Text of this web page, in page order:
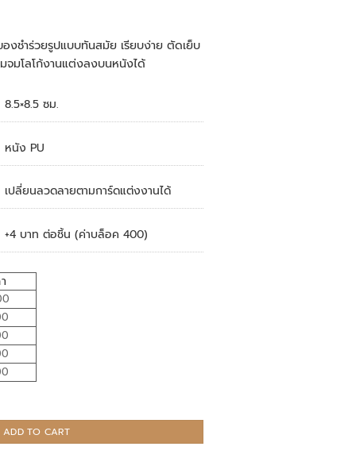
งชำร่วยรูปแบบทันสมัย เรียบง่าย ตัดเย็บ
มโลโก้งานแต่งลงบนหนังได้
8.5×8.5 ซม.
หนัง PU
เปลี่ยนลวดลายตามการ์ดแต่งงานได้
+4 บาท ต่อชิ้น (ค่าบล็อค 400)
ADD TO CART